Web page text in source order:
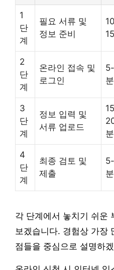
1
단
계
필요 서류 및
정보 준비
2
단
계
온라인 접속 및
로그인
분
3
단
계
정보 입력 및
서류 업로드
분
4
단
계
최종 검토 및
제출
분
각 단계에서 놓치기 쉬운
보겠습니다. 경험상 가장
점들을 중심으로 설명하